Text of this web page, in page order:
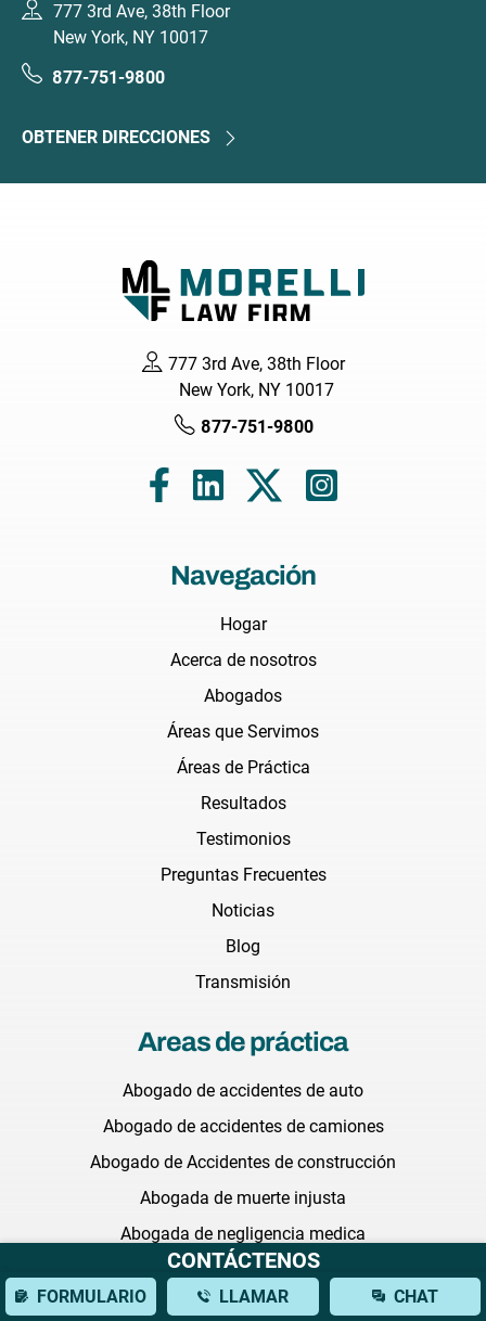
777 3rd Ave, 38th Floor
New York, NY 10017
877-751-9800
OBTENER DIRECCIONES
777 3rd Ave, 38th Floor
New York, NY 10017
877-751-9800
Navegación
Hogar
Acerca de nosotros
Abogados
Áreas que Servimos
Áreas de Práctica
Resultados
Testimonios
Preguntas Frecuentes
Noticias
Blog
Transmisión
Areas de práctica
Abogado de accidentes de auto
Abogado de accidentes de camiones
Abogado de Accidentes de construcción
Abogada de muerte injusta
Abogada de negligencia medica
Abogado de abuso en hogares de ancianos
Abogada de discriminación laboral
CONTÁCTENOS
FORMULARIO LLAMAR CHAT